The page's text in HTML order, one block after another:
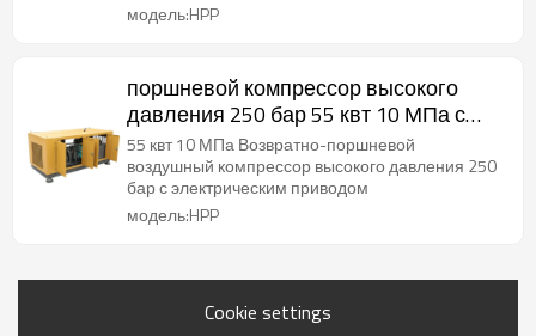
модель:HPP
поршневой компрессор высокого
давления 250 бар 55 квт 10 МПа с
возвратно-поступательным
движением
55 квт 10 МПа Возвратно-поршневой
воздушный компрессор высокого давления 250
бар с электрическим приводом
модель:HPP
Cookie settings